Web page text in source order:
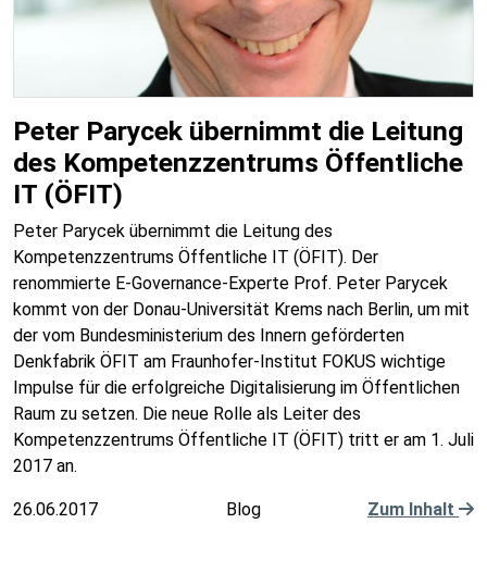
Peter Parycek übernimmt die Leitung
des Kompetenzzentrums Öffentliche
IT (ÖFIT)
Peter Parycek übernimmt die Leitung des
Kompetenzzentrums Öffentliche IT (ÖFIT). Der
renommierte E-Governance-Experte Prof. Peter Parycek
kommt von der Donau-Universität Krems nach Berlin, um mit
der vom Bundesministerium des Innern geförderten
Denkfabrik ÖFIT am Fraunhofer-Institut FOKUS wichtige
Impulse für die erfolgreiche Digitalisierung im Öffentlichen
Raum zu setzen. Die neue Rolle als Leiter des
Kompetenzzentrums Öffentliche IT (ÖFIT) tritt er am 1. Juli
2017 an.
26.06.2017 Blog Zum Inhalt